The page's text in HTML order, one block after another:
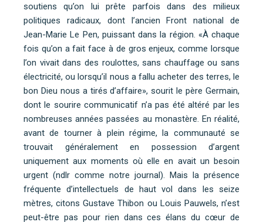
soutiens qu’on lui prête parfois dans des milieux
politiques radicaux, dont l’ancien Front national de
Jean-Marie Le Pen, puissant dans la région. «À chaque
fois qu’on a fait face à de gros enjeux, comme lorsque
l’on vivait dans des roulottes, sans chauffage ou sans
électricité, ou lorsqu’il nous a fallu acheter des terres, le
bon Dieu nous a tirés d’affaire», sourit le père Germain,
dont le sourire communicatif n’a pas été altéré par les
nombreuses années passées au monastère. En réalité,
avant de tourner à plein régime, la communauté se
trouvait généralement en possession d’argent
uniquement aux moments où elle en avait un besoin
urgent (ndlr comme notre journal). Mais la présence
fréquente d’intellectuels de haut vol dans les seize
mètres, citons Gustave Thibon ou Louis Pauwels, n’est
peut-être pas pour rien dans ces élans du cœur de